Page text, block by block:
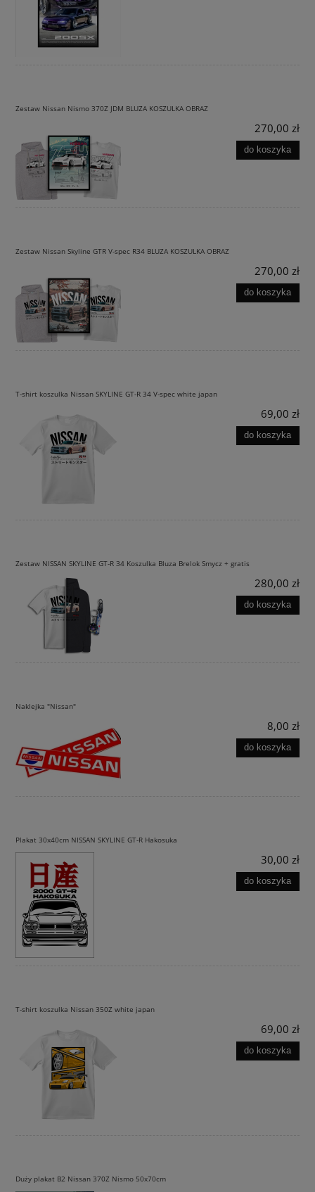
Zestaw Nissan Nismo 370Z JDM BLUZA KOSZULKA OBRAZ
270,00 zł
do koszyka
Zestaw Nissan Skyline GTR V-spec R34 BLUZA KOSZULKA OBRAZ
270,00 zł
do koszyka
T-shirt koszulka Nissan SKYLINE GT-R 34 V-spec white japan
69,00 zł
do koszyka
Zestaw NISSAN SKYLINE GT-R 34 Koszulka Bluza Brelok Smycz + gratis
280,00 zł
do koszyka
Naklejka "Nissan"
8,00 zł
do koszyka
Plakat 30x40cm NISSAN SKYLINE GT-R Hakosuka
30,00 zł
do koszyka
T-shirt koszulka Nissan 350Z white japan
69,00 zł
do koszyka
Duży plakat B2 Nissan 370Z Nismo 50x70cm